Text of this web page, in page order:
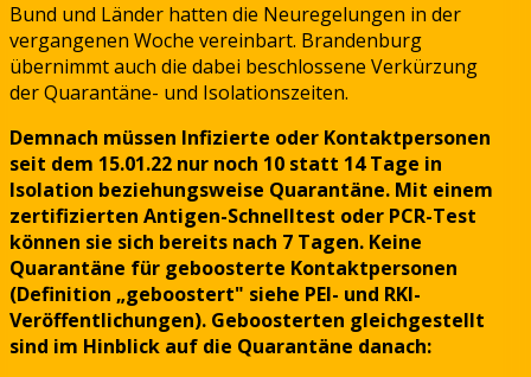
Bund und Länder hatten die Neuregelungen in der
vergangenen Woche vereinbart. Brandenburg
übernimmt auch die dabei beschlossene Verkürzung
der Quarantäne- und Isolationszeiten.
Demnach müssen Infizierte oder Kontaktpersonen
seit dem 15.01.22 nur noch 10 statt 14 Tage in
Isolation beziehungsweise Quarantäne. Mit einem
zertifizierten Antigen-Schnelltest oder PCR-Test
können sie sich bereits nach 7 Tagen. Keine
Quarantäne für geboosterte Kontaktpersonen
(Definition „geboostert" siehe PEI- und RKI-
Veröffentlichungen). Geboosterten gleichgestellt
sind im Hinblick auf die Quarantäne danach: